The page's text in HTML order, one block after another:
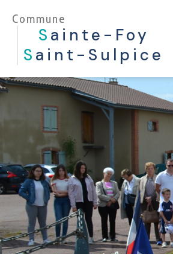
Commune
S Ainte-Foy
S Aint-Sulpice